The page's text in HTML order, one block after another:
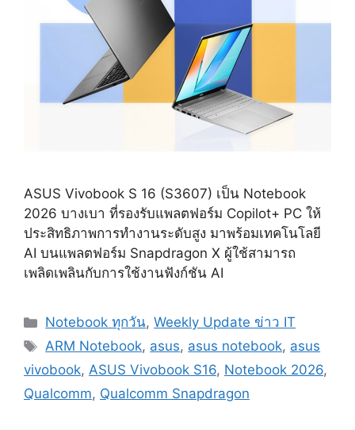
ASUS Vivobook S 16 (S3607) เป็น Notebook
2026 บางเบา ที่รองรับแพลตฟอร์ม Copilot+ PC ให้
ประสิทธิภาพการทำงานระดับสูง มาพร้อมเทคโนโลยี
AI บนแพลตฟอร์ม Snapdragon X ผู้ใช้สามารถ
เพลิดเพลินกับการใช้งานฟังก์ชัน AI
Categories
Notebook ทุกวัน,Weekly Update ข่าว IT
Tags
ARM Notebook, asus, asus notebook, asus
vivobook, ASUS Vivobook S16, Notebook 2026,
Qualcomm, Qualcomm Snapdragon